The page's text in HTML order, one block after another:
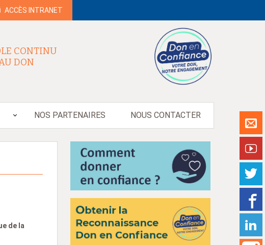
ACCÈS INTRANET
CONTINU
DON
NOS PARTENAIRES NOUS CONTACTER
de la